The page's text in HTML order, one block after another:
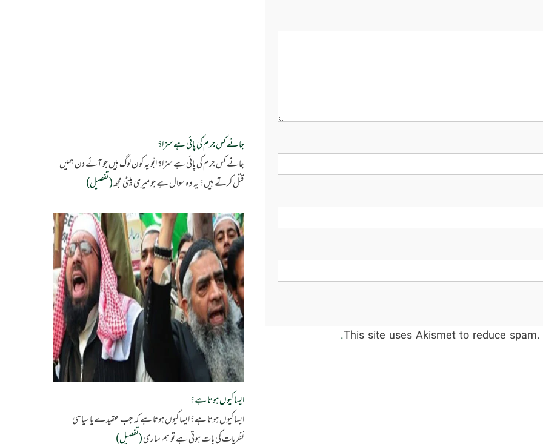
This site uses Akismet to reduce spam.
جانے کس جرم کی پائی ہے سزا؟
جانے کس جرم کی پائی ہے سزا؟ ابّو یہ کون لوگ ہیں جو آئے دن ہمیں
قتل کرتے ہیں؟ یہ وہ سوال ہے جو میری بیٹی مجھ(تفصیل)
ایسا کیوں ہوتا ہے؟
ایسا کیوں ہوتا ہے؟ ایسا کیوں ہوتا ہے کہ جب عقیدے یا سیاسی
نظریات کی بات ہوتی ہے تو ہم ساری(تفصیل)